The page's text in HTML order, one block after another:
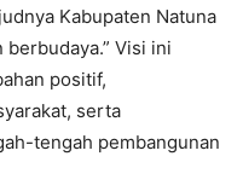
Kabupaten Natuna
Visi ini
positif,
serta
tengah pembangunan